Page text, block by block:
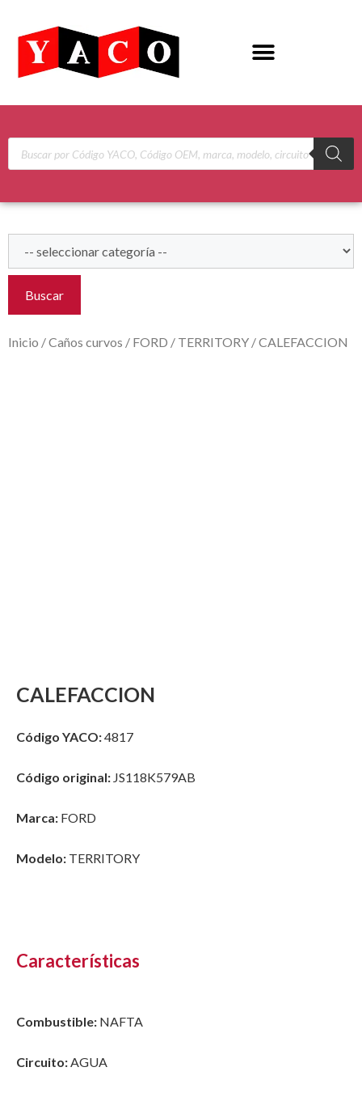
Buscar
Inicio /Caños curvos / FORD / TERRITORY / CALEFACCION
CALEFACCION
Código YACO:4817
Código original: JS118K579AB
Marca: FORD
Modelo: TERRITORY
Características
Combustible: NAFTA
Circuito:AGUA